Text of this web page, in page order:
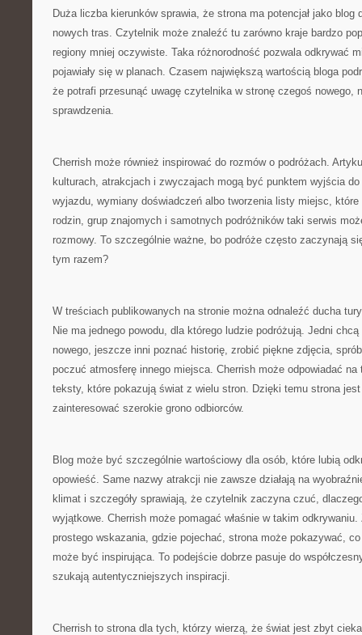
Duża liczba kierunków sprawia, że strona ma potencjał jako blog
nowych tras. Czytelnik może znaleźć tu zarówno kraje bardzo
regiony mniej oczywiste. Taka różnorodność pozwala odkrywać
pojawiały się w planach. Czasem największą wartością bloga
że potrafi przesunąć uwagę czytelnika w stronę czegoś nowego,
sprawdzenia.
Cherrish może również inspirować do rozmów o podróżach.
kulturach, atrakcjach i zwyczajach mogą być punktem wyjścia do
wyjazdu, wymiany doświadczeń albo tworzenia listy miejsc,
rodzin, grup znajomych i samotnych podróżników taki serwis
rozmowy. To szczególnie ważne, bo podróże często zaczynają
tym razem?
W treściach publikowanych na stronie można odnaleźć ducha
Nie ma jednego powodu, dla którego ludzie podróżują. Jedni
nowego, jeszcze inni poznać historię, zrobić piękne zdjęcia,
poczuć atmosferę innego miejsca. Cherrish może odpowiadać na
teksty, które pokazują świat z wielu stron. Dzięki temu strona
zainteresować szerokie grono odbiorców.
Blog może być szczególnie wartościowy dla osób, które lubią
opowieść. Same nazwy atrakcji nie zawsze działają na
klimat i szczegóły sprawiają, że czytelnik zaczyna czuć,
wyjątkowe. Cherrish może pomagać właśnie w takim
prostego wskazania, gdzie pojechać, strona może pokazywać,
może być inspirująca. To podejście dobrze pasuje do
szukają autentyczniejszych inspiracji.
Cherrish to strona dla tych, którzy wierzą, że świat jest zbyt